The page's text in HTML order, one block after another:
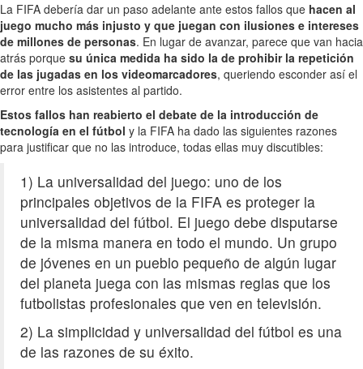
La FIFA debería dar un paso adelante ante estos fallos que hacen al
juego mucho más injusto y que juegan con ilusiones e intereses
de millones de personas. En lugar de avanzar, parece que van hacia
atrás porque su única medida ha sido la de prohibir la repetición
de las jugadas en los videomarcadores, queriendo esconder así el
error entre los asistentes al partido.
Estos fallos han reabierto el debate de la introducción de
tecnología en el fútbol y la FIFA ha dado las siguientes razones
para justificar que no las introduce, todas ellas muy discutibles:
1) La universalidad del juego: uno de los
principales objetivos de la FIFA es proteger la
universalidad del fútbol. El juego debe disputarse
de la misma manera en todo el mundo. Un grupo
de jóvenes en un pueblo pequeño de algún lugar
del planeta juega con las mismas reglas que los
futbolistas profesionales que ven en televisión.
2) La simplicidad y universalidad del fútbol es una
de las razones de su éxito.